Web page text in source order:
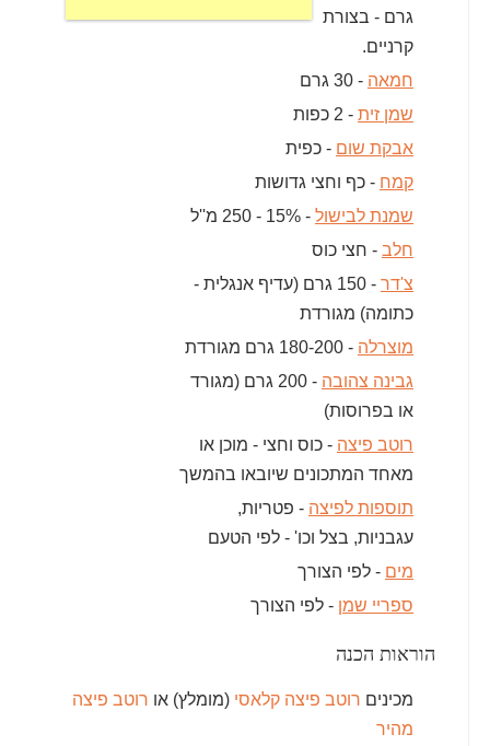
גרם - בצורת
קרניים.
חמאה - 30 גרם
שמן זית - 2 כפות
אבקת שום - כפית
קמח - כף וחצי גדושות
שמנת לבישול - 15% - 250 מ''ל
חלב - חצי כוס
צ'דר
- 150 גרם (עדיף אנגלית -
כתומה) מגורדת
מוצרלה - 180-200 גרם מגורדת
גבינה צהובה
- 200 גרם (מגורד
או בפרוסות)
רוטב פיצה - כוס וחצי - מוכן או
מאחד המתכונים שיובאו בהמשך
תוספות לפיצה - פטריות,
עגבניות, בצל וכו' - לפי הטעם
מים - לפי הצורך
ספריי שמן - לפי הצורך
הוראות הכנה
מכינים רוטב פיצה קלאסי (מומלץ) או רוטב פיצה
מהיר